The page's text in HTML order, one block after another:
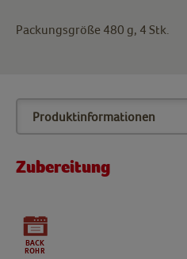
Packungsgröße 480 g, 4 Stk.
Zubereitung